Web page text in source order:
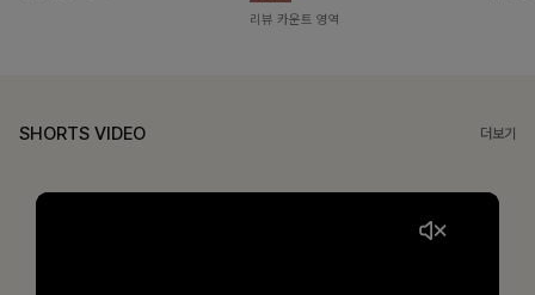
리뷰 카운트 영역
SHORTS VIDEO 더보기